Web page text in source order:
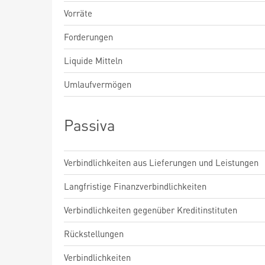
Vorräte
Forderungen
Liquide Mitteln
Umlaufvermögen
Passiva
Verbindlichkeiten aus Lieferungen und Leistungen
Langfristige Finanzverbindlichkeiten
Verbindlichkeiten gegenüber Kreditinstituten
Rückstellungen
Verbindlichkeiten